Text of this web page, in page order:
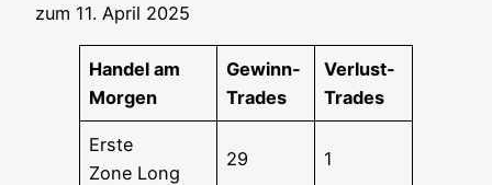
zum 11. April 2025
Han­del am
Morgen
Gewinn-
Trades
Ver­lust-
Trades
Ers­te
Zone Long
29 1